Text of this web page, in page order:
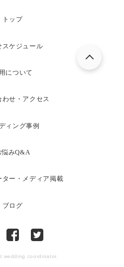
トップ
スケジュール
について
わせ・アクセス
ィング事例
悩みQ&A
ター・メディア掲載
ブログ
wedding coordinator.